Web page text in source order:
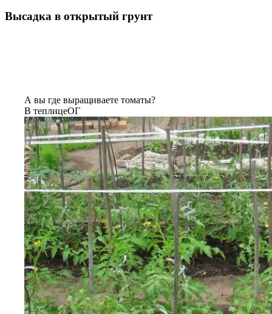
Высадка в открытый грунт
А вы где выращиваете томаты?
В теплицеОГ